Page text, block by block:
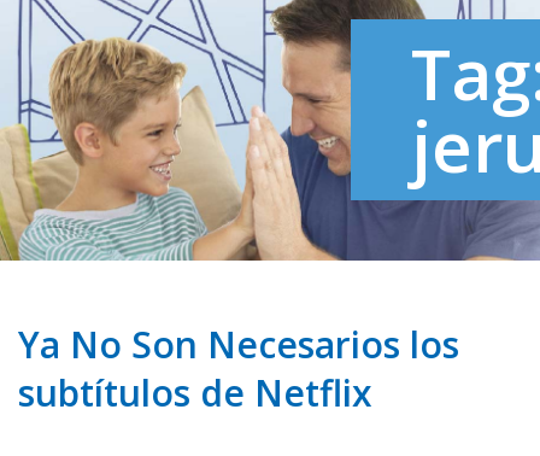
Ya No Son Necesarios los
subtítulos de Netflix